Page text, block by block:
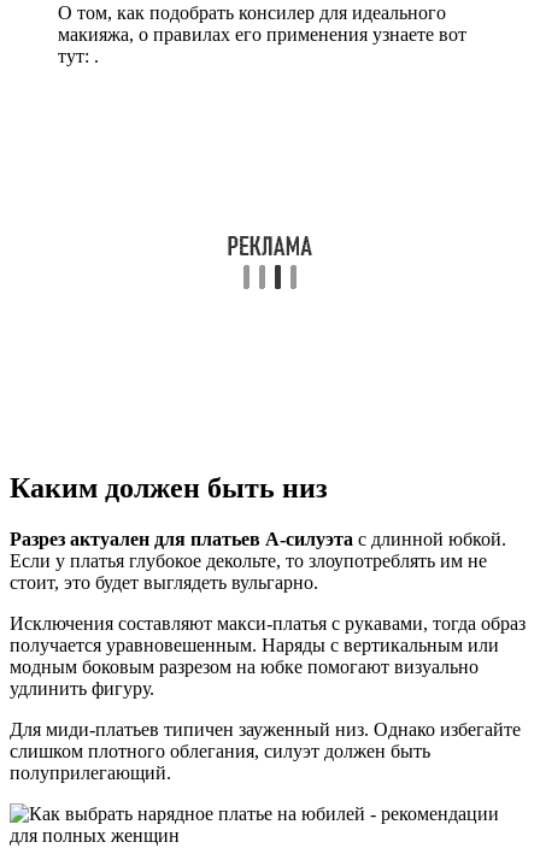
О том, как подобрать консилер для идеального
макияжа, о правилах его применения узнаете вот
тут: .
Каким должен быть низ
Разрез актуален для платьев А-силуэта с длинной юбкой.
Если у платья глубокое декольте, то злоупотреблять им не
стоит, это будет выглядеть вульгарно.
Исключения составляют макси-платья с рукавами, тогда образ
получается уравновешенным. Наряды с вертикальным или
модным боковым разрезом на юбке помогают визуально
удлинить фигуру.
Для миди-платьев типичен зауженный низ. Однако избегайте
слишком плотного облегания, силуэт должен быть
полуприлегающий.